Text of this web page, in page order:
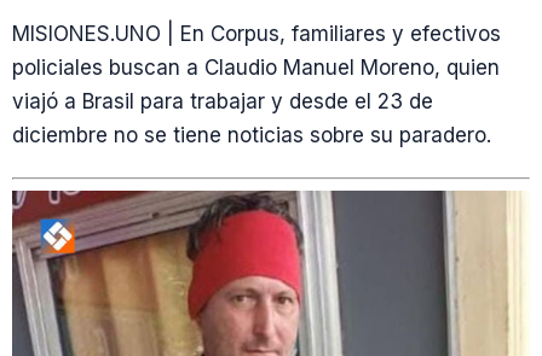
MISIONES.UNO | En Corpus, familiares y efectivos
policiales buscan a Claudio Manuel Moreno, quien
viajó a Brasil para trabajar y desde el 23 de
diciembre no se tiene noticias sobre su paradero.